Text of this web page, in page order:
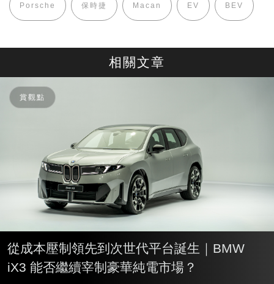
Porsche 保時捷 Macan EV BEV
相關文章
賞觀點
從成本壓制領先到次世代平台誕生｜BMW
iX3 能否繼續宰制豪華純電市場？